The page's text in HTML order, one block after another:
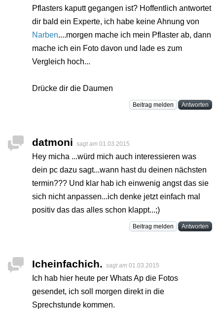
Pflasters kaputt gegangen ist? Hoffentlich antwortet
dir bald ein Experte, ich habe keine Ahnung von
Narben....morgen mache ich mein Pflaster ab, dann
mache ich ein Foto davon und lade es zum
Vergleich hoch...
Drücke dir die Daumen
Beitrag melden Antworten
datmoni sagt am 01.03.2015
Hey micha ...würd mich auch interessieren was
dein pc dazu sagt...wann hast du deinen nächsten
termin??? Und klar hab ich einwenig angst das sie
sich nicht anpassen...ich denke jetzt einfach mal
positiv das das alles schon klappt...;)
Beitrag melden Antworten
Icheinfachich. sagt am 01.03.2015
Ich hab hier heute per Whats Ap die Fotos
gesendet, ich soll morgen direkt in die
Sprechstunde kommen.